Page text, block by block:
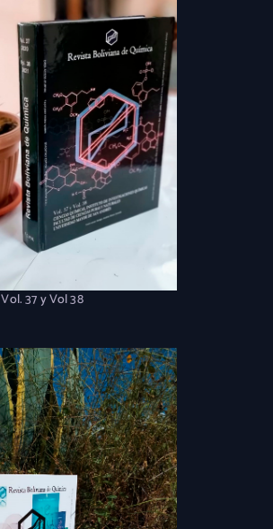
Vol. 37 y Vol 38